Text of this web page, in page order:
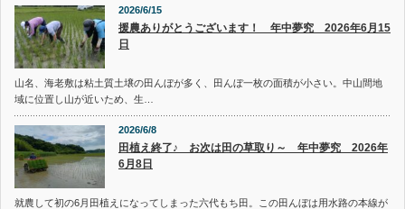
2026/6/15
援農ありがとうございます！ 年中夢究 2026年6月15
日
山名、海老敷は粘土質土壌の田んぼが多く、田んぼ一枚の面積が小さい。中山間地
域に位置し山が近いため、生…
2026/6/8
田植え終了♪ お次は田の草取り～ 年中夢究 2026年
6月8日
就農して初の6月田植えになってしまった六代もち田。この田んぼは用水路の本線が